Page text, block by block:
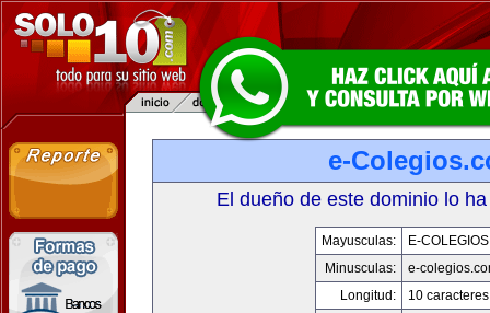
e-
El dueño de este dominio lo
Mayusculas:
E-
Minusculas:
e-
Longitud:
10 caracteres